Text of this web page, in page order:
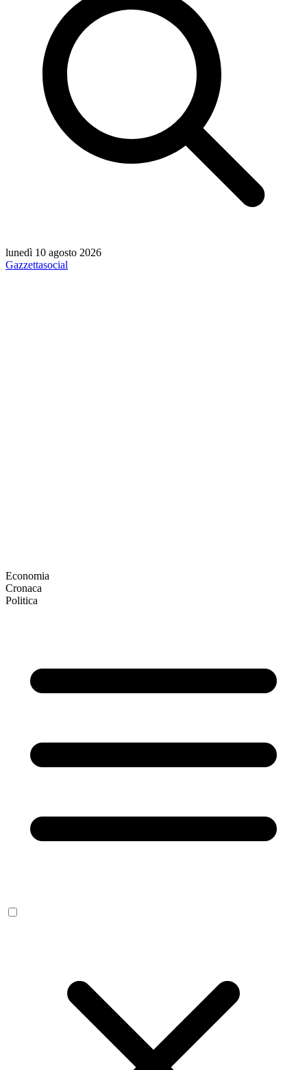
lunedì 10 agosto 2026
Gazzettasocial
Economia
Cronaca
Politica